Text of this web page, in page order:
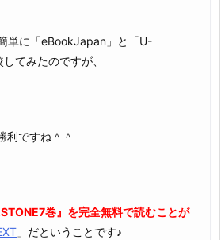
単に「eBookJapan」と「U-
てみたのですが、
利ですね＾＾
巻』を完全無料で読むことが
」だということです♪